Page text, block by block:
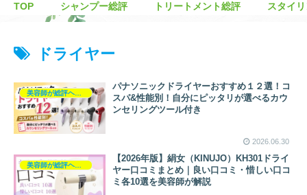
TOP シャンプー総評 トリートメント総評 スタイ
ドライヤー
パナソニックドライヤーおすすめ１２選！コ
スパ&性能別！自分にピッタリが選べるカウ
ンセリングツール付き
2026.06.30
美容師が総評ヘアケア製品
【2026年版】絹女（KINUJO）KH301ドライ
ヤー口コミまとめ｜良い口コミ・惜しい口コ
ミ各10選を美容師が解説